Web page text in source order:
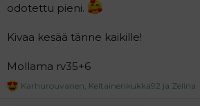
odotettu pieni.
Kivaa kesää tänne kaikille!
Mollama rv35+6
R
Karhurouvanen, Keltainenkukka92 ja Zelina